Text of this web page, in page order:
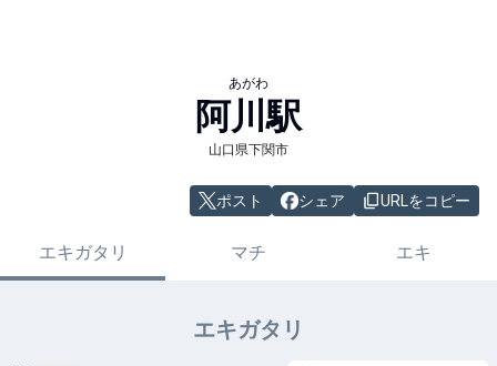
あがわ
阿川駅
山口県下関市
ポスト シェア URLをコピー
エキガタリ マチ エキ
エキガタリ